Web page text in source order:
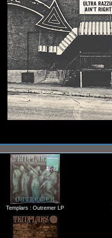
Templars : Outremer LP